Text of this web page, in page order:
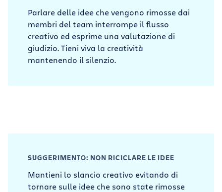
Parlare delle idee che vengono rimosse dai
membri del team interrompe il flusso
creativo ed esprime una valutazione di
giudizio. Tieni viva la creatività
mantenendo il silenzio.
SUGGERIMENTO: NON RICICLARE LE IDEE
Mantieni lo slancio creativo evitando di
tornare sulle idee che sono state rimosse